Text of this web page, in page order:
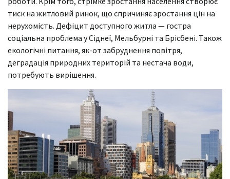
тиск на житловий ринок, що спричиняє зростання цін на
нерухомість. Дефіцит доступного житла — гостра
соціальна проблема у Сіднеї, Мельбурні та Брісбені. Також
екологічні питання, як-от забруднення повітря,
деградація природних територій та нестача води,
потребують вирішення.